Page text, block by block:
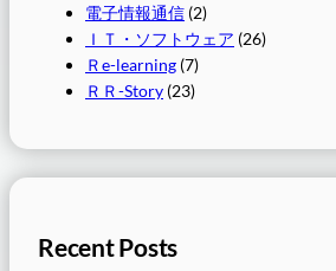
電子情報通信 (2)
ＩＴ・ソフトウェア (26)
Ｒe-learning (7)
ＲＲ-Story (23)
Recent Posts